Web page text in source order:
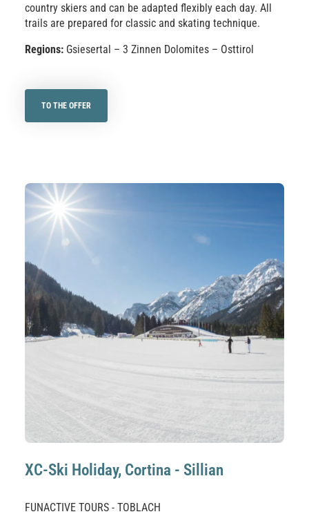
country skiers and can be adapted flexibly each day. All
trails are prepared for classic and skating technique.
Regions: Gsiesertal – 3 Zinnen Dolomites – Osttirol
TO THE OFFER
XC-Ski Holiday, Cortina - Sillian
FUNACTIVE TOURS - TOBLACH